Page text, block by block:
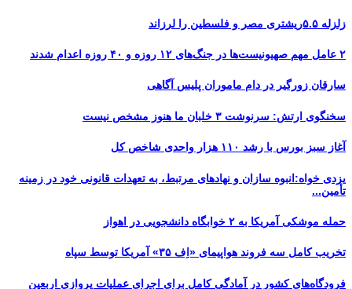
زلزله ۵.۵ریشتری مصر و فلسطین را لرزاند
۲ عامل مهم صهیونیست‌ها در جنگ‌های ۱۲ روزه و ۴۰ روزه اعدام شدند
سارقان زورگیر در دام ماموران پلیس آگاهی
سخنگوی ارتش: سرنوشت ۳ خلبان ما هنوز مشخص نیست
آغاز سبز بورس با رشد ۱۱۰ هزار واحدی شاخص کل
یزدی خواه:انبوه سازان و نهادهای مرتبط، به تعهدات قانونی خود در زمینه
تأمین...
حمله موشکی آمریکا به ۲ خوابگاه دانشجویی در اهواز
تخریب کامل سه فروند هواپیمای «اِف ۳۵» آمریکا توسط سپاه
فرودگاه‌های کشور در آمادگی کامل برای اجرای عملیات پروازی اربعین